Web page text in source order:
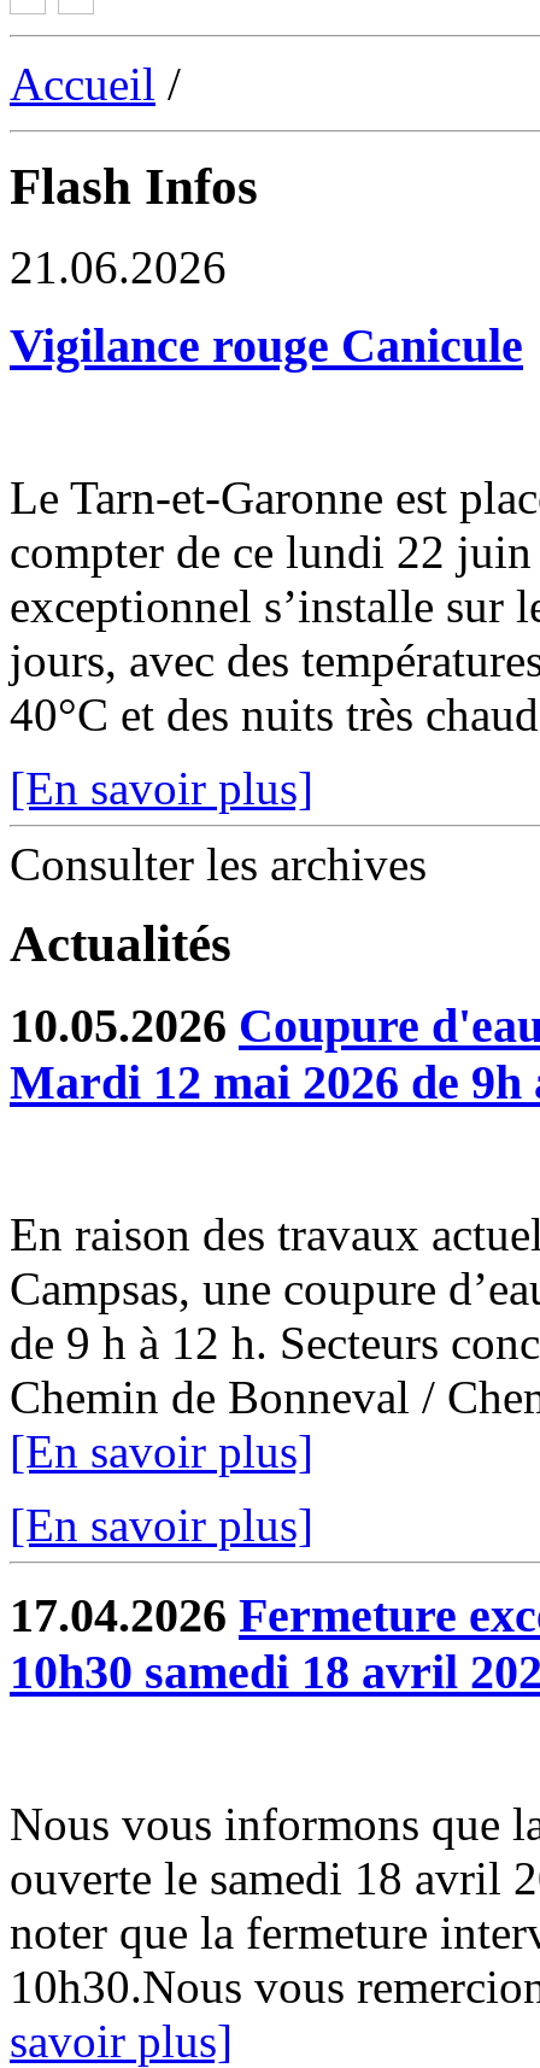
Accueil /
Flash Infos
21.06.2026
Vigilance rouge Canicule
Le Tarn-et-Garonne est
compter de ce lundi 22
exceptionnel s’installe sur
jours, avec des
40°C et des nuits très
[En savoir plus]
Consulter les archives
Actualités
10.05.2026 Coupure
Mardi 12 mai 2026 de 9h
En raison des travaux
Campsas, une coupure
de 9 h à 12 h. Secteurs
Chemin de Bonneval /
[En savoir plus]
[En savoir plus]
17.04.2026 Fermeture
10h30 samedi 18 avril
Nous vous informons que
ouverte le samedi 18 avril
noter que la fermeture
10h30.Nous vous
savoir plus]